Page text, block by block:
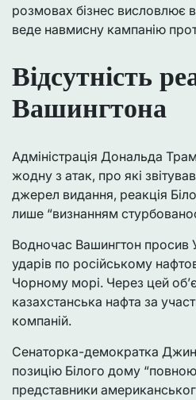
розмовах бізнес висловлює
веде навмисну кампанію
Відсутність
Вашингтона
Адміністрація Дональда
жодну з атак, про які
джерел видання, реакція
лише “визнанням
Водночас Вашингтон просив
ударів по російському
Чорному морі. Через цей
казахстанська нафта за
компаній.
Сенаторка-демократка Джин
позицію Білого дому
представники